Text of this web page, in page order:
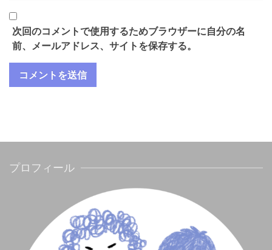
次回のコメントで使用するためブラウザーに自分の名
前、メールアドレス、サイトを保存する。
プロフィール